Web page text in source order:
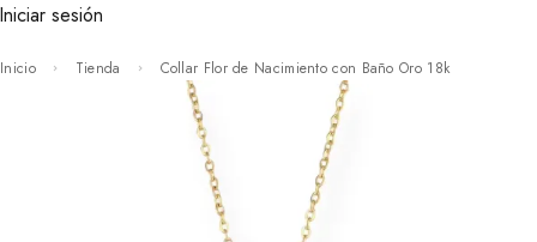
sesión
Inicio Tienda Collar Flor de Nacimiento con Baño Oro 18k